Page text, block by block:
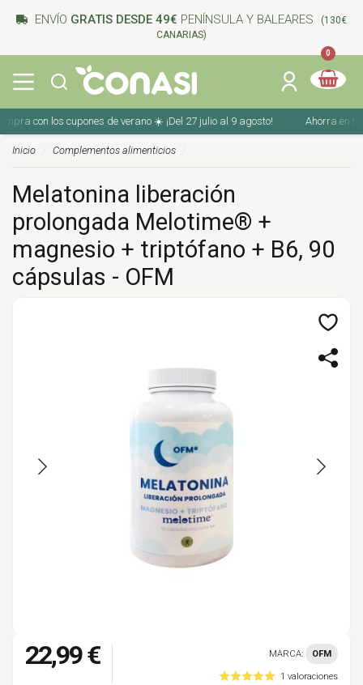
ENVÍO GRATIS DESDE 49€ PENÍNSULA Y BALEARES
(130€
CANARIAS)
0
con los cupones de verano ☀️ ¡Del 27 julio al 9 agosto! Ahorra en tu
Inicio Complementos alimenticios
Melatonina liberación
prolongada Melotime® +
magnesio + triptófano + B6, 90
cápsulas - OFM
22,99 € MARCA: OFM
1 valoraciones